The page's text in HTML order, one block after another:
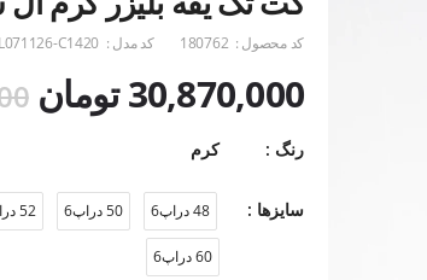
کد محصول : 180762 کد مدل : L071126-C1420
30,870,000 تومان
رنگ : کرم
سایزها : 48 دراپ6 50 دراپ6 52 دراپ6
60 دراپ6